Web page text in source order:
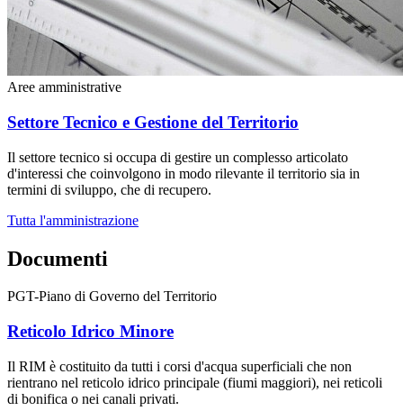
Aree amministrative
Settore Tecnico e Gestione del Territorio
Il settore tecnico si occupa di gestire un complesso articolato
d'interessi che coinvolgono in modo rilevante il territorio sia in
termini di sviluppo, che di recupero.
Tutta l'amministrazione
Documenti
PGT-Piano di Governo del Territorio
Reticolo Idrico Minore
Il RIM è costituito da tutti i corsi d'acqua superficiali che non
rientrano nel reticolo idrico principale (fiumi maggiori), nei reticoli
di bonifica o nei canali privati.